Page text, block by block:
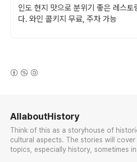
인도 현지 맛으로 분위기 좋은 레스토
다. 와인 콜키지 무료, 주차 가능
AllaboutHistory
Think of this as a storyhouse of
cultural aspects. The stories will cover
topics, especially history, sometimes